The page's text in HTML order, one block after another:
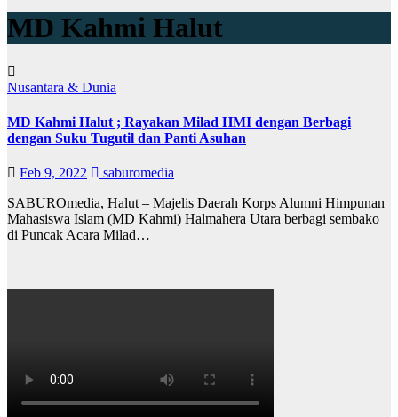
MD Kahmi Halut
Nusantara & Dunia
MD Kahmi Halut ; Rayakan Milad HMI dengan Berbagi
dengan Suku Tugutil dan Panti Asuhan
Feb 9, 2022
saburomedia
SABUROmedia, Halut – Majelis Daerah Korps Alumni Himpunan
Mahasiswa Islam (MD Kahmi) Halmahera Utara berbagi sembako
di Puncak Acara Milad…